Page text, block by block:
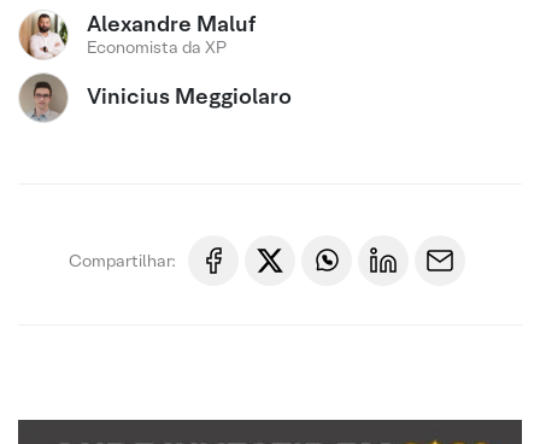
Alexandre Maluf
Economista da XP
Vinicius Meggiolaro
Compartilhar: